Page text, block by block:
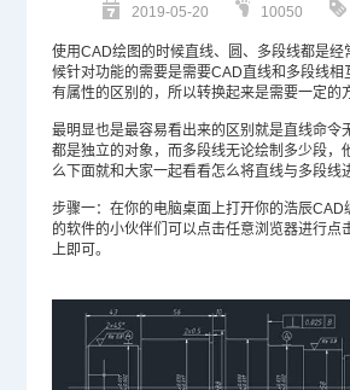
2019-05-20 10050
使用CAD绘图 的时候直线、圆、多段线都是经
候针对功能的需要是需要CAD 直线和多段线相
有属性的区别的，所以转换起来是需要一定的
最明显也是最容易看出来的区别就是直线命令
都是独立的对象，而多段线无论绘制多少段，
么下面就和大家一起看看怎么将直线与多段线
步骤一：在你的电脑桌面上打开你的浩辰CAD
的软件的小伙伴们可以点击任意浏览器进行点
上即可。